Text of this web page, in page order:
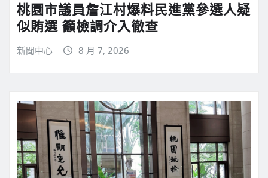
桃園市議員詹江村爆料民進黨參選人疑
似賄選 籲檢調介入徹查
新聞中心 8 月 7, 2026